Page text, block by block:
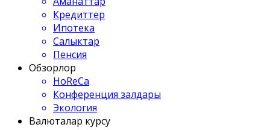
Кредиттер
Ипотека
Салыктар
Пенсия
Обзорлор
HoReCa
Конференция залдары
Экология
Валюталар курсу